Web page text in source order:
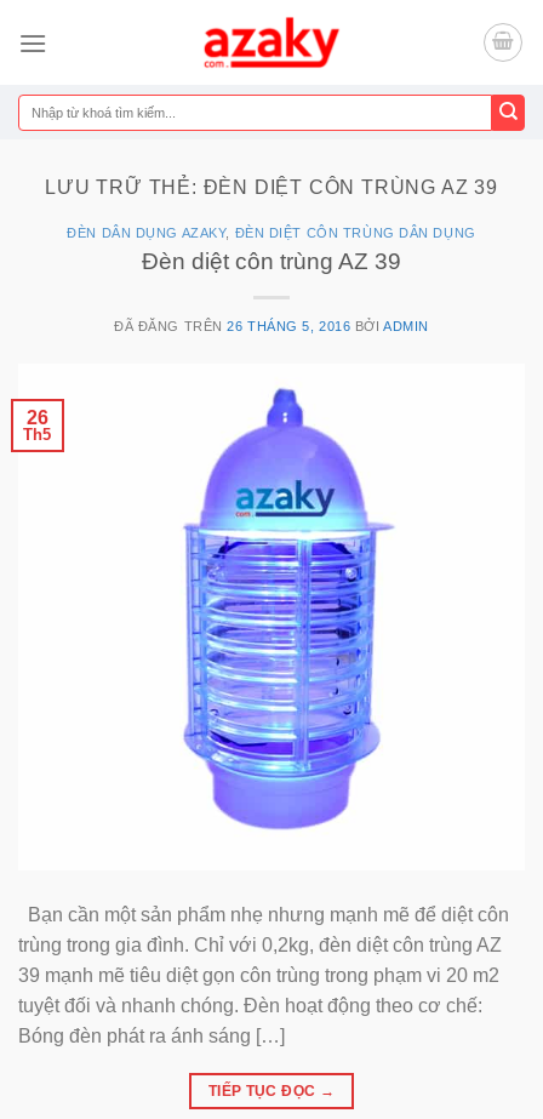
đến
dung
Tìm
kiếm:
LƯU TRỮ THẺ: ĐÈN DIỆT CÔN TRÙNG AZ 39
ĐÈN DÂN DỤNG AZAKY, ĐÈN DIỆT CÔN TRÙNG DÂN DỤNG
Đèn diệt côn trùng AZ 39
ĐÃ ĐĂNG TRÊN26 THÁNG 5, 2016 BỞIADMIN
26
Th5
Bạn cần một sản phẩm nhẹ nhưng mạnh mẽ để diệt côn
trùng trong gia đình. Chỉ với 0,2kg, đèn diệt côn trùng AZ
39 mạnh mẽ tiêu diệt gọn côn trùng trong phạm vi 20 m2
tuyệt đối và nhanh chóng. Đèn hoạt động theo cơ chế:
Bóng đèn phát ra ánh sáng […]
TIẾP TỤC ĐỌC →